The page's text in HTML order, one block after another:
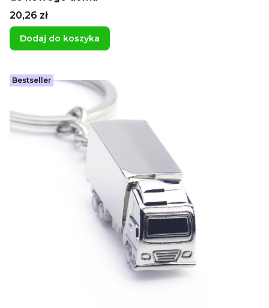
Cena
20,26 zł
Dodaj do koszyka
Bestseller